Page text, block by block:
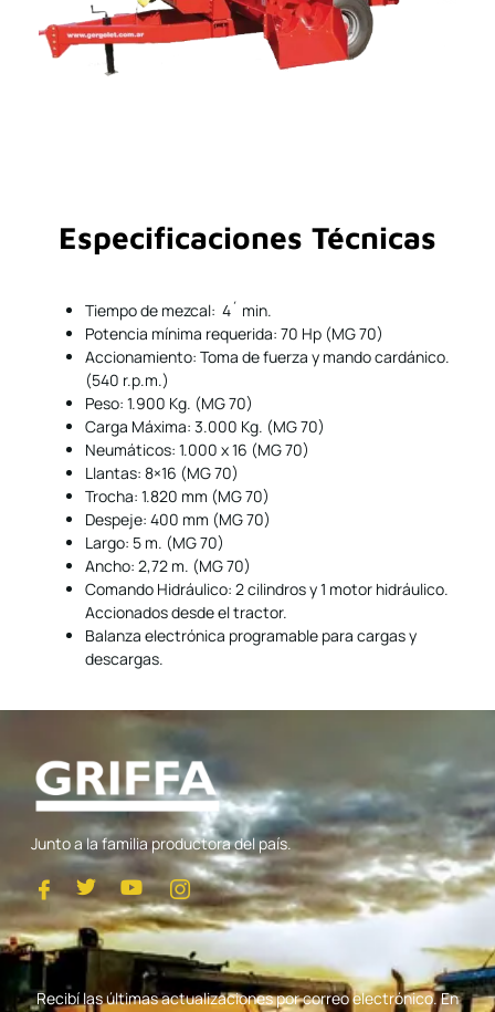
Especificaciones Técnicas
Tiempo de mezcal: 4´ min.
Potencia mínima requerida: 70 Hp (MG 70)
Accionamiento: Toma de fuerza y mando cardánico.
(540 r.p.m.)
Peso: 1.900 Kg. (MG 70)
Carga Máxima: 3.000 Kg. (MG 70)
Neumáticos: 1.000 x 16 (MG 70)
Llantas: 8×16 (MG 70)
Trocha: 1.820 mm (MG 70)
Despeje: 400 mm (MG 70)
Largo: 5 m. (MG 70)
Ancho: 2,72 m. (MG 70)
Comando Hidráulico: 2 cilindros y 1 motor hidráulico.
Accionados desde el tractor.
Balanza electrónica programable para cargas y
descargas.
Junto a la familia productora del país.
I
c
o
n
-
f
T
w
i
t
t
e
Y
o
u
t
u
b
I
c
o
n
-
i
Recibí las últimas actualizaciones por correo electrónico. En